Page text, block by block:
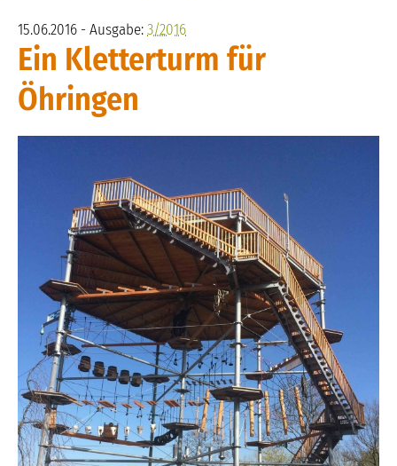
15.06.2016 - Ausgabe:3/2016
Ein Kletterturm für
Öhringen